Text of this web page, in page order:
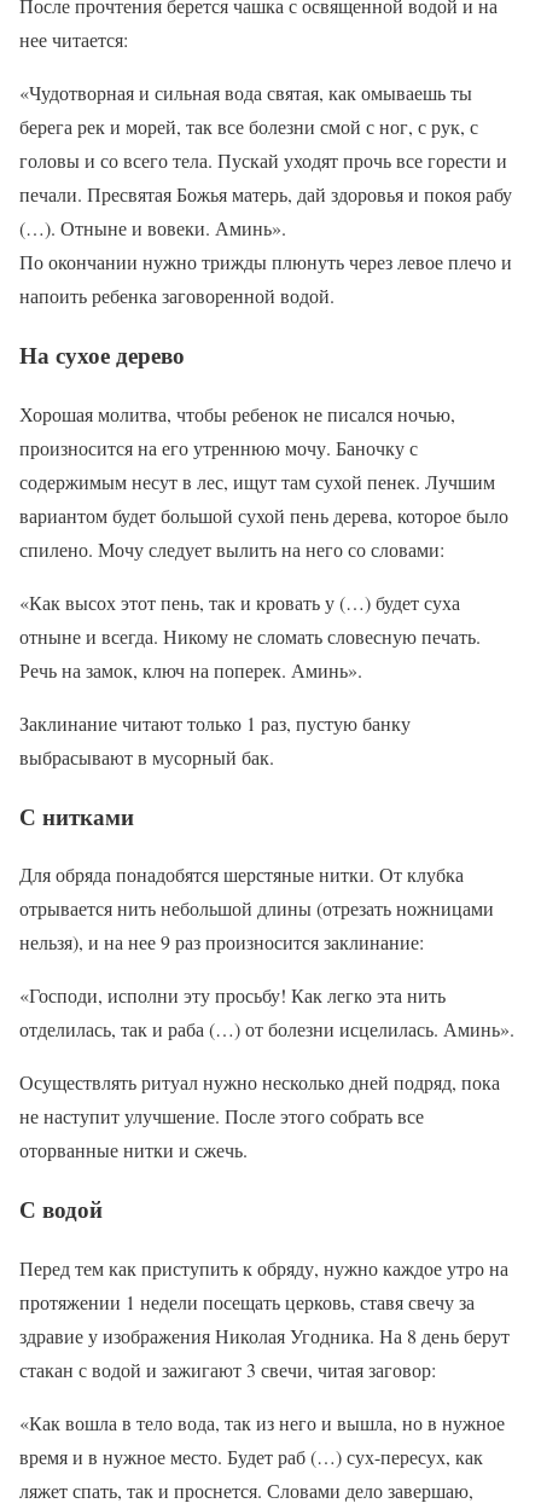
После прочтения берется чашка с освященной водой и на
нее читается:
«Чудотворная и сильная вода святая, как омываешь ты
берега рек и морей, так все болезни смой с ног, с рук, с
головы и со всего тела. Пускай уходят прочь все горести и
печали. Пресвятая Божья матерь, дай здоровья и покоя рабу
(…). Отныне и вовеки. Аминь».
По окончании нужно трижды плюнуть через левое плечо и
напоить ребенка заговоренной водой.
На сухое дерево
Хорошая молитва, чтобы ребенок не писался ночью,
произносится на его утреннюю мочу. Баночку с
содержимым несут в лес, ищут там сухой пенек. Лучшим
вариантом будет большой сухой пень дерева, которое было
спилено. Мочу следует вылить на него со словами:
«Как высох этот пень, так и кровать у (…) будет суха
отныне и всегда. Никому не сломать словесную печать.
Речь на замок, ключ на поперек. Аминь».
Заклинание читают только 1 раз, пустую банку
выбрасывают в мусорный бак.
С нитками
Для обряда понадобятся шерстяные нитки. От клубка
отрывается нить небольшой длины (отрезать ножницами
нельзя), и на нее 9 раз произносится заклинание:
«Господи, исполни эту просьбу! Как легко эта нить
отделилась, так и раба (…) от болезни исцелилась. Аминь».
Осуществлять ритуал нужно несколько дней подряд, пока
не наступит улучшение. После этого собрать все
оторванные нитки и сжечь.
С водой
Перед тем как приступить к обряду, нужно каждое утро на
протяжении 1 недели посещать церковь, ставя свечу за
здравие у изображения Николая Угодника. На 8 день берут
стакан с водой и зажигают 3 свечи, читая заговор:
«Как вошла в тело вода, так из него и вышла, но в нужное
время и в нужное место. Будет раб (…) сух-пересух, как
ляжет спать, так и проснется. Словами дело завершаю,